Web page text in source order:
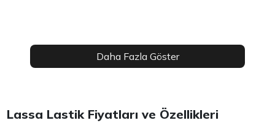
Daha Fazla Göster
Lassa Lastik Fiyatları ve Özellikleri